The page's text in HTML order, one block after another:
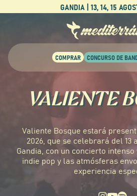
GANDIA | 13, 14, 15
VALIENTE
Valiente Bosque estará
2026, que se celebrará del 13
Gandia, con un concierto
indie pop y las atmósferas
experiencia